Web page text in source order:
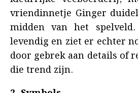
vriendinnetje Ginger
midden van het
levendig en ziet er echter
door gebrek aan details of
die trend zijn.